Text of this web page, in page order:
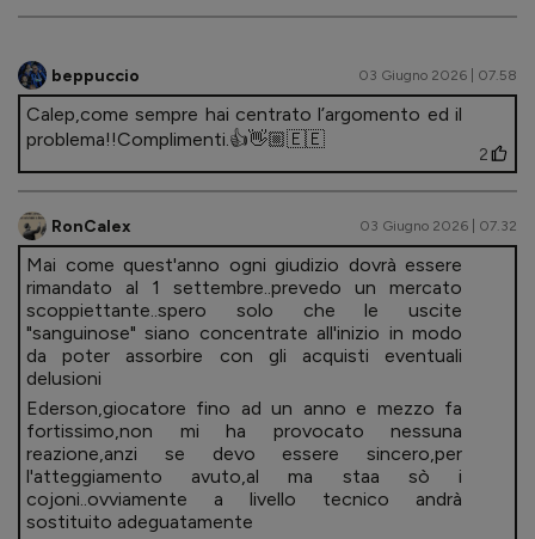
beppuccio 03 Giugno 2026 | 07.58
Calep,come sempre hai centrato l’argomento ed il
problema!!Complimenti.👍👋🏼🇪🇪
2
RonCalex 03 Giugno 2026 | 07.32
Mai come quest'anno ogni giudizio dovrà essere
rimandato al 1 settembre..prevedo un mercato
scoppiettante..spero solo che le uscite
"sanguinose" siano concentrate all'inizio in modo
da poter assorbire con gli acquisti eventuali
delusioni
Ederson,giocatore fino ad un anno e mezzo fa
fortissimo,non mi ha provocato nessuna
reazione,anzi se devo essere sincero,per
l'atteggiamento avuto,al ma staa sò i
cojoni..ovviamente a livello tecnico andrà
sostituito adeguatamente